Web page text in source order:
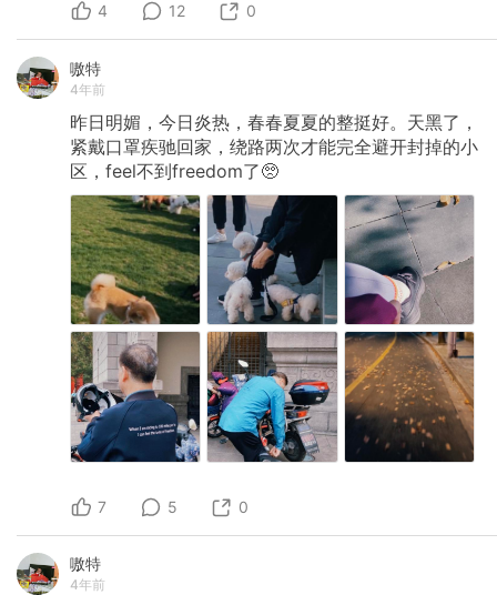
4 12 0
嗷特
4年前
昨日明媚，今日炎热，春春夏夏的整挺好。天黑了，
紧戴口罩疾驰回家，绕路两次才能完全避开封掉的小
区，feel不到freedom了🥺
7 5 0
嗷特
4年前